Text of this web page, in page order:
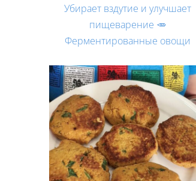
Убирает вздутие и улучшает
пищеварение 🥕
Ферментированные овощи